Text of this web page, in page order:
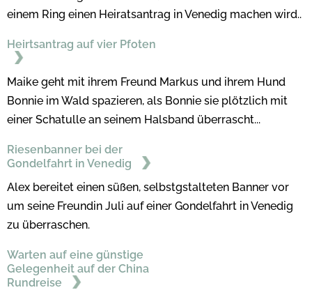
einem Ring einen Heiratsantrag in Venedig machen wird..
Heirtsantrag auf vier Pfoten
Maike geht mit ihrem Freund Markus und ihrem Hund
Bonnie im Wald spazieren, als Bonnie sie plötzlich mit
einer Schatulle an seinem Halsband überrascht...
Riesenbanner bei der
Gondelfahrt in Venedig
Alex bereitet einen süßen, selbstgstalteten Banner vor
um seine Freundin Juli auf einer Gondelfahrt in Venedig
zu überraschen.
Warten auf eine günstige
Gelegenheit auf der China
Rundreise